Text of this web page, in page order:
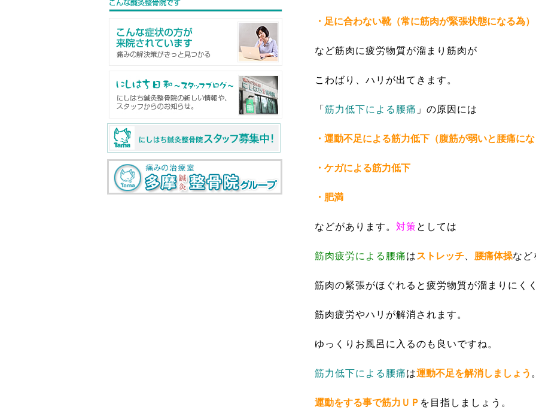
・足に合わない靴（常に筋肉が緊張状態になる為）
など筋肉に疲労物質が溜まり筋肉が
こわばり、ハリが出てきます。
「 筋力低下による腰痛 」の原因には
・運動不足による筋力低下（腹筋が弱いと腰痛に
・ケガによる筋力低下
・肥満
などがあります。 対策としては
筋肉疲労による腰痛は ストレッチ、 腰痛体操など
筋肉の緊張がほぐれると疲労物質が溜まりにく
筋肉疲労やハリが解消されます。
ゆっくりお風呂に入るのも良いですね。
筋力低下による腰痛は運動不足を解消しましょう
運動をする事で筋力ＵＰ を目指しましょう。